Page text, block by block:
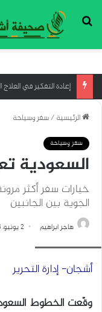
بحث عن
إعادة التفكير في
الرئيسية/سفر وسياحة
سفر وسياحة
السعودية
خيارات سفر أكثر
الجوية بين الجانبين
هاجر ابراهيم 2 يونيو، 2026
أشجان- إدارة التحرير